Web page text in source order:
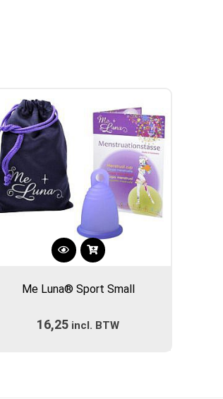
Dit
heeft
variaties.
Me Luna® Sport Small
16,25 incl. BTW